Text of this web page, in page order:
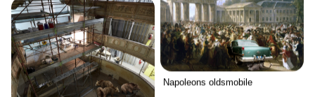
Napoleons oldsmobile